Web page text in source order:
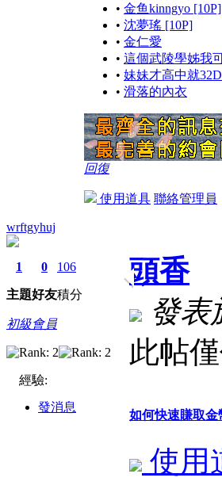
• 金鱼kinngyo [10P]
• 沈夢瑤 [10P]
• 金仁愛
• 這個武陵學姊我
• 妹妹才高中就32D
• 滑落的內衣
回復
使用道具 聯絡管理員
wrftgyhuj
1
主題
0
好友
106
積分
初級會員
經驗:
發消息
頭香
發表
此帖
如何快速賺取金
使用